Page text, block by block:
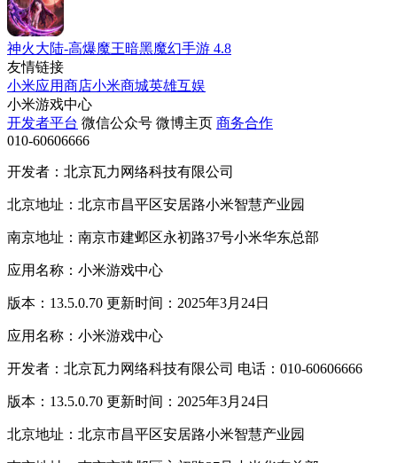
神火大陆-高爆魔王暗黑魔幻手游 4.8
友情链接
小米应用商店小米商城英雄互娱
小米游戏中心
开发者平台 微信公众号 微博主页 商务合作
010-60606666
开发者：北京瓦力网络科技有限公司
北京地址：北京市昌平区安居路小米智慧产业园
南京地址：南京市建邺区永初路37号小米华东总部
应用名称：小米游戏中心
版本：13.5.0.70 更新时间：2025年3月24日
应用名称：小米游戏中心
开发者：北京瓦力网络科技有限公司 电话：010-60606666
版本：13.5.0.70 更新时间：2025年3月24日
北京地址：北京市昌平区安居路小米智慧产业园